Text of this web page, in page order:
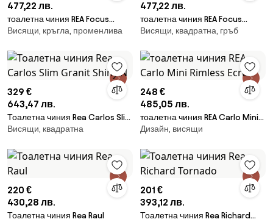
477,22 лв.
тоалетна чиния REA Focus
Tornado Creme
Висящи, кръгла, променлива
477,22 лв.
тоалетна чиния REA Focus
Tornado Taupe
Висящи, квадратна, гръб
329 €
643,47 лв.
Тоалетна чиния Rea Carlos Slim
Granit Shiny N
Висящи, квадратна
248 €
485,05 лв.
тоалетна чиния REA Carlo Mini
Rimless Ecru
Дизайн, висящи
220 €
430,28 лв.
Тоалетна чиния Rea Raul
201 €
393,12 лв.
Тоалетна чиния Rea Richard